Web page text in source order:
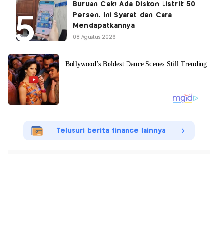
Buruan Cek! Ada Diskon Listrik 50
Persen, Ini Syarat dan Cara
Mendapatkannya
08 Agustus 2026
Telusuri berita finance lainnya